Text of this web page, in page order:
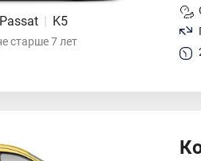
Passat | K5
старше 7 лет